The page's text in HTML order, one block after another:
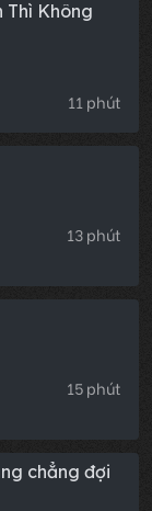
Thì Không
11 phút
13 phút
15 phút
chẳng đợi